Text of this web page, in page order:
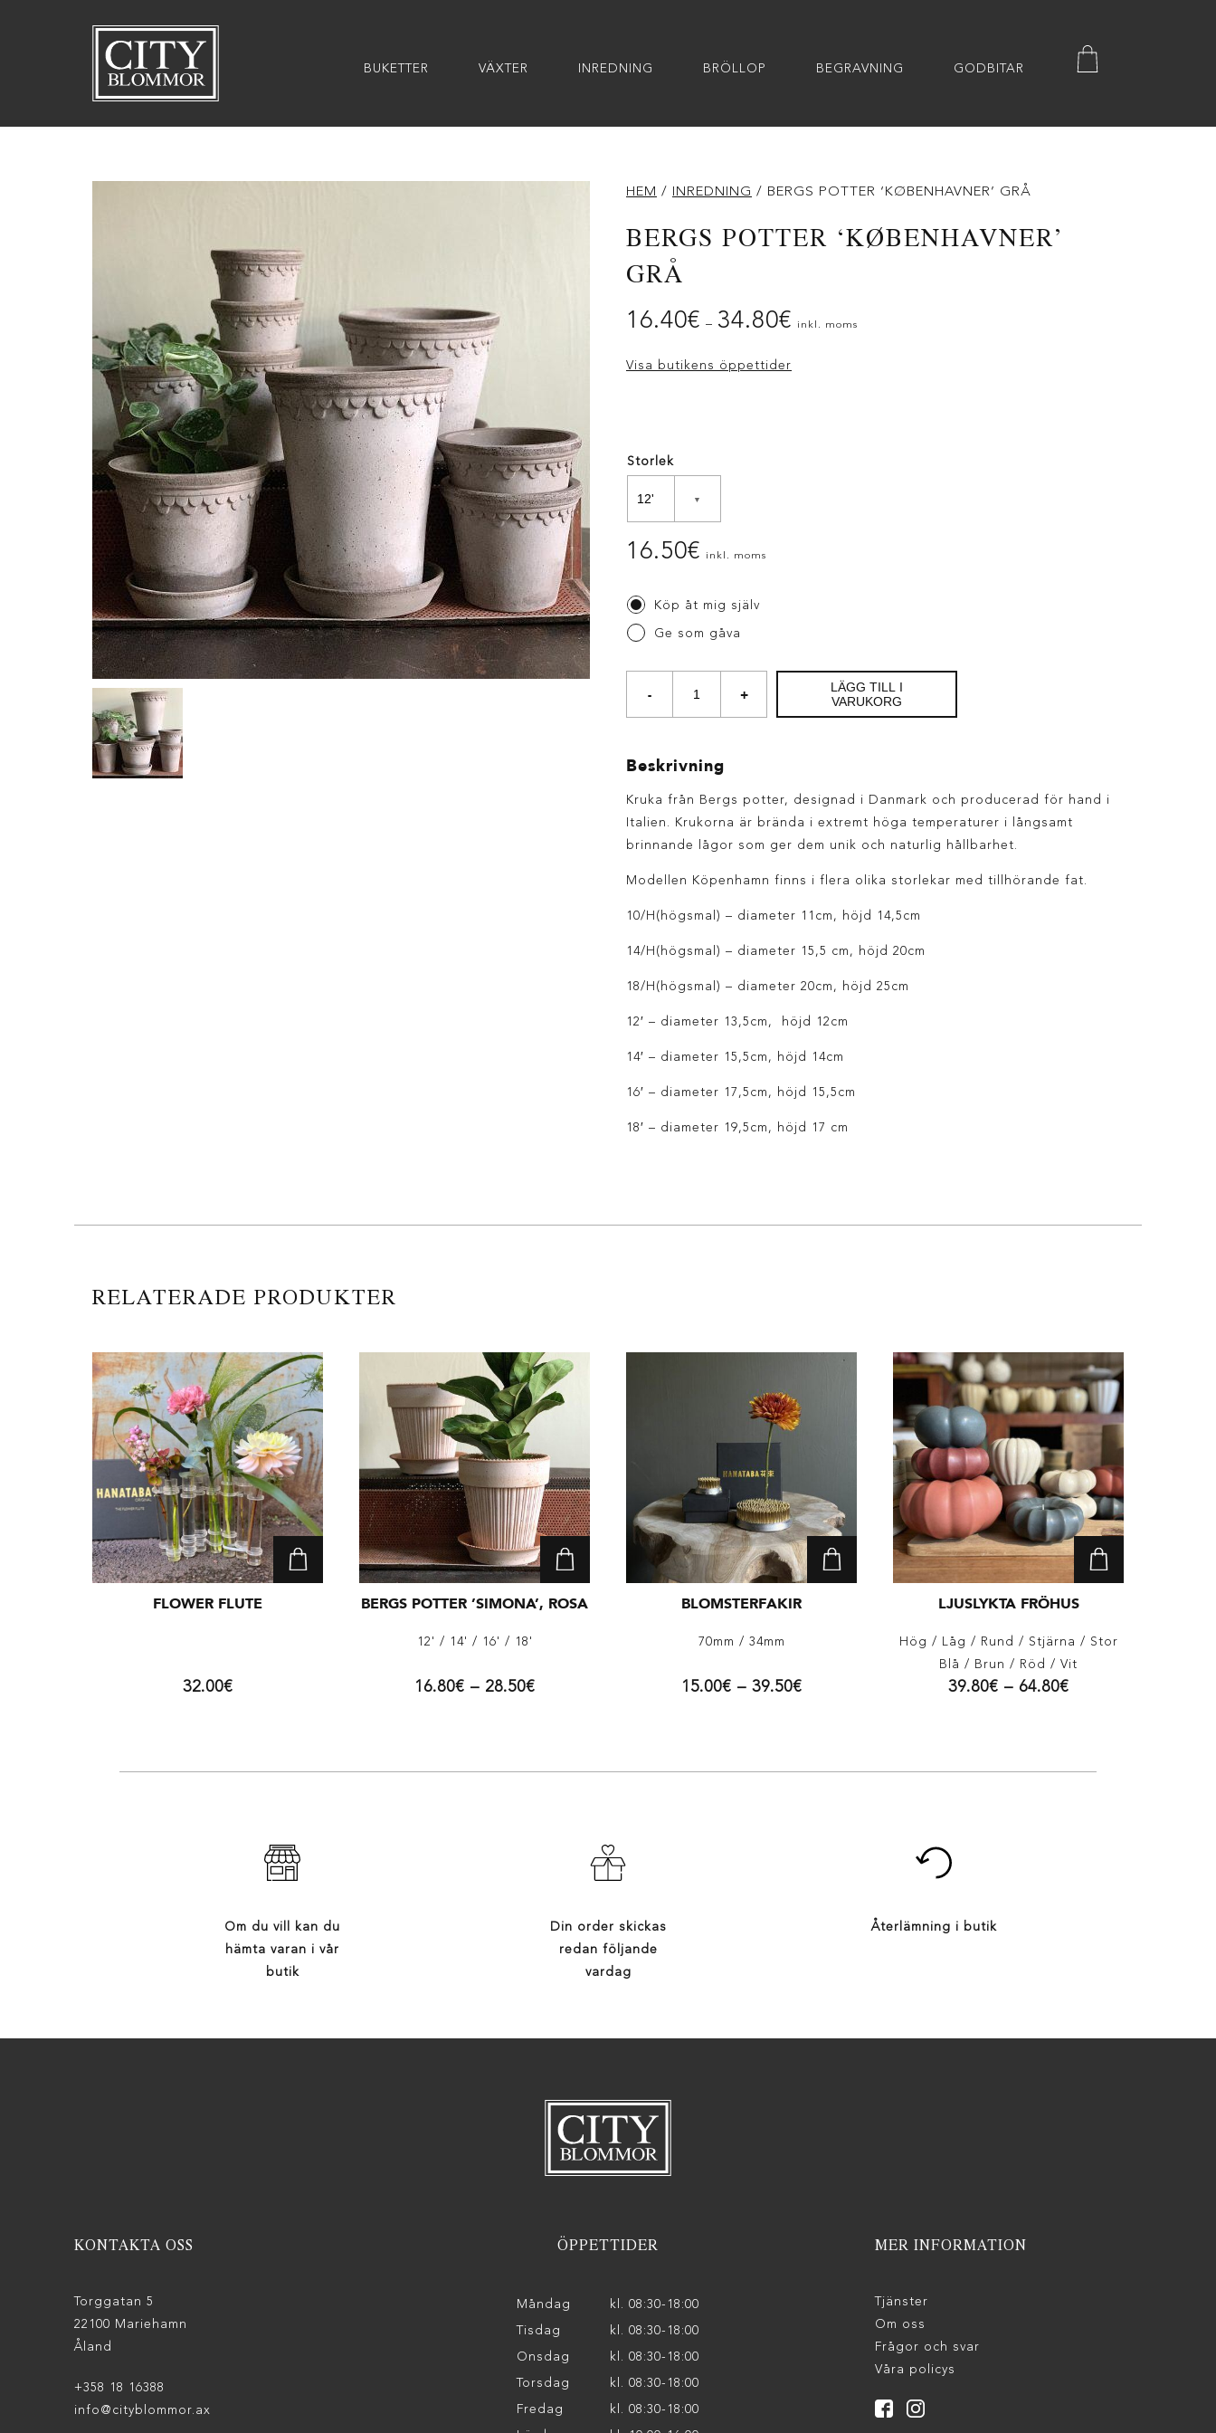
City
Blommor
BUKETTER
VÄXTER INREDNING BRÖLLOP BEGRAVNING GODBITAR
HEM / INREDNING / BERGS POTTER ‘KØBENHAVNER’ GRÅ
BERGS POTTER ‘KØBENHAVNER’
GRÅ
16.40€ – 34.80€ inkl. moms
Visa butikens öppettider
Storlek
16.50€ inkl. moms
Köp åt mig själv
Ge som gåva
- +
LÄGG TILL I
VARUKORG
Beskrivning
Kruka från Bergs potter, designad i Danmark och producerad för hand i
Italien. Krukorna är brända i extremt höga temperaturer i långsamt
brinnande lågor som ger dem unik och naturlig hållbarhet.
Modellen Köpenhamn finns i flera olika storlekar med tillhörande fat.
10/H(högsmal) – diameter 11cm, höjd 14,5cm
14/H(högsmal) – diameter 15,5 cm, höjd 20cm
18/H(högsmal) – diameter 20cm, höjd 25cm
12′ – diameter 13,5cm, höjd 12cm
14′ – diameter 15,5cm, höjd 14cm
16′ – diameter 17,5cm, höjd 15,5cm
18′ – diameter 19,5cm, höjd 17 cm
RELATERADE PRODUKTER
FLOWER FLUTE
32.00€
BERGS POTTER ’SIMONA’, ROSA
12' / 14' / 16' / 18'
16.80€ – 28.50€
BLOMSTERFAKIR
70mm / 34mm
15.00€ – 39.50€
LJUSLYKTA FRÖHUS
Hög / Låg / Rund / Stjärna / Stor
Blå / Brun / Röd / Vit
39.80€ – 64.80€
Om du vill kan du
hämta varan i vår
butik
Din order skickas
redan följande
vardag
Återlämning i butik
KONTAKTA OSS
Torggatan 5
22100 Mariehamn
Åland
+358 18 16388
info@cityblommor.ax
ÖPPETTIDER
Måndag kl. 08:30-18:00
Tisdag kl. 08:30-18:00
Onsdag kl. 08:30-18:00
Torsdag kl. 08:30-18:00
Fredag kl. 08:30-18:00
MER INFORMATION
Tjänster
Om oss
Frågor och svar
Våra policys